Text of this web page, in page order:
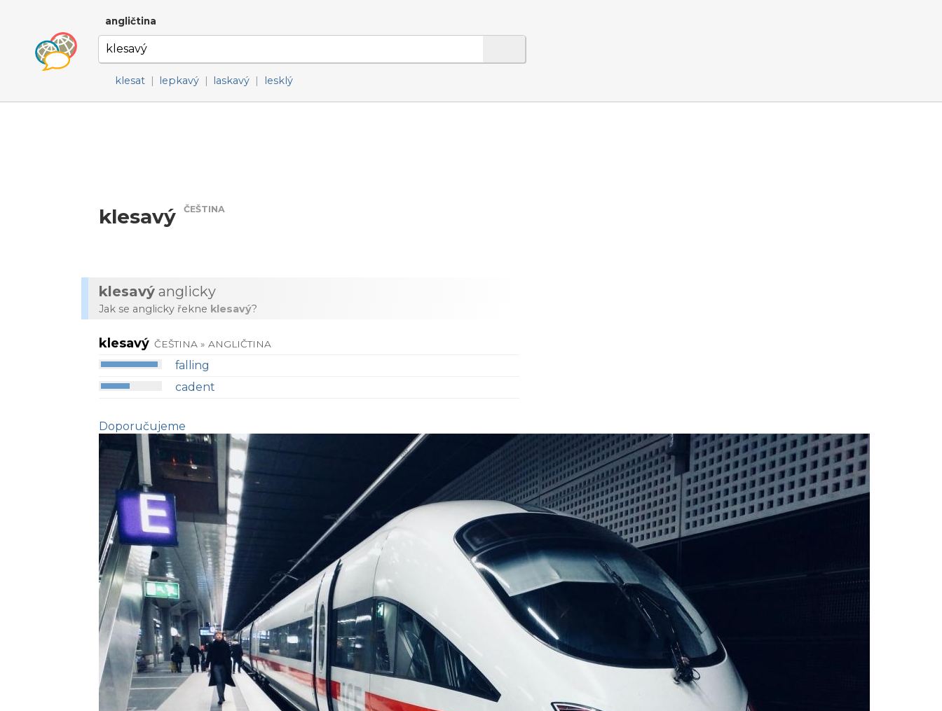
angličtina
klesat | lepkavý | laskavý | lesklý
klesavý ČEŠTINA
klesavý anglicky
Jak se anglicky řekne klesavý?
klesavý ČEŠTINA » ANGLIČTINA
falling
cadent
Doporučujeme